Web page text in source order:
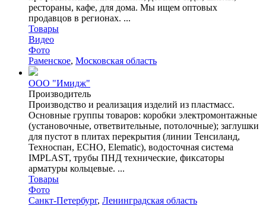
рестораны, кафе, для дома. Мы ищем оптовых
продавцов в регионах. ...
Товары
Видео
Фото
Раменское, Московская область
ООО "Имидж"
Производитель
Производство и реализация изделий из пластмасс.
Основные группы товаров: коробки электромонтажные
(установочные, ответвительные, потолочные); заглушки
для пустот в плитах перекрытия (линии Тенсиланд,
Техноспан, ECHO, Elematic), водосточная система
IMPLAST, трубы ПНД технические, фиксаторы
арматуры кольцевые. ...
Товары
Фото
Санкт-Петербург, Ленинградская область